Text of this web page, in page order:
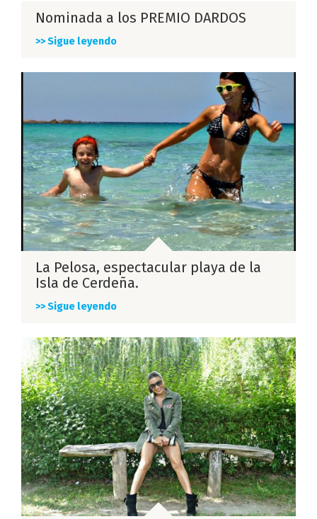
Nominada a los PREMIO DARDOS
>> Sigue leyendo
La Pelosa, espectacular playa de la
Isla de Cerdeña.
>> Sigue leyendo